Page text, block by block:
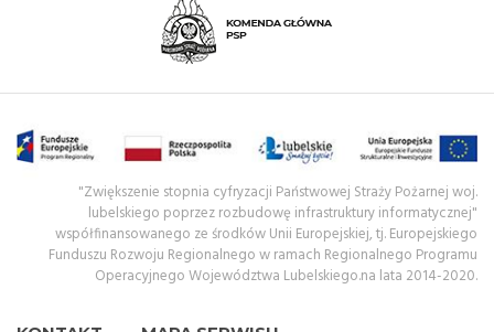
"Zwiększenie stopnia cyfryzacji Państwowej Straży Pożarnej woj.
lubelskiego poprzez rozbudowę infrastruktury informatycznej"
współfinansowanego ze środków Unii Europejskiej, tj. Europejskiego
Funduszu Rozwoju Regionalnego w ramach Regionalnego Programu
Operacyjnego Województwa Lubelskiego.na lata 2014-2020.